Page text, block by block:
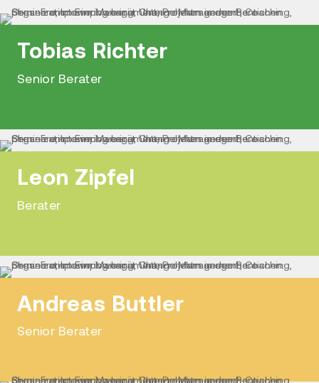
Tobias Richter
Senior Berater
Leon Zipfel
Berater
Andreas Buttler
Senior Berater